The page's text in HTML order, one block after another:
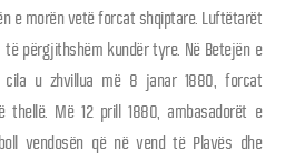
e morën vetë forcat shqiptare. Luftëtarët
të përgjithshëm kundër tyre. Në Betejën e
u zhvillua më 8 janar 1880, forcat
thellë. Më 12 prill 1880, ambasadorët e
vendosën që në vend të Plavës dhe